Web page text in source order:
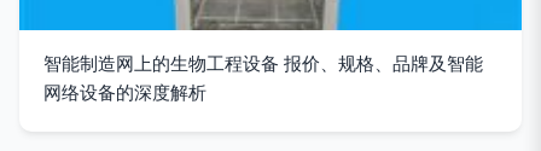
智能制造网上的生物工程设备 报价、规格、品牌及智能
网络设备的深度解析